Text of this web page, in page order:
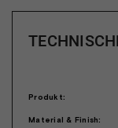
Produkt:
Material & Finish: